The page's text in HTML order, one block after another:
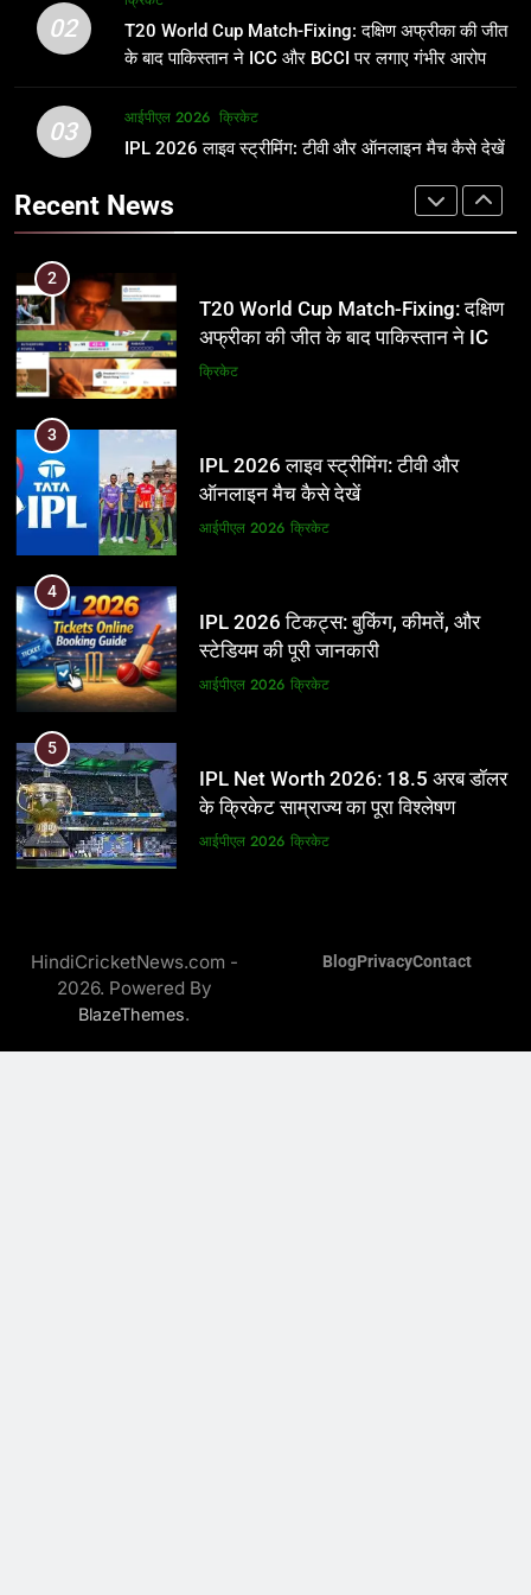
उम्र, परिवार, करियर और शादी से जुड़ी हर
जानकारी
क्रिकेट
2
T20 World Cup Match-Fixing: दक्षिण
3
IPL 2026 लाइव स्ट्रीमिंग: टीवी और
ऑनलाइन मैच कैसे देखें
आईपीएल 2026
4
IPL 2026 टिकट्स: बुकिंग, कीमतें, और
स्टेडियम की पूरी जानकारी
आईपीएल 2026 क्रिकेट
5
IPL Net Worth 2026: 18.5 अरब डॉलर
के क्रिकेट साम्राज्य का पूरा विश्लेषण
आईपीएल 2026 क्रिकेट
6
IPL टीम के मालिक: फ्रेंचाइजी के पीछे की
असली ताकत
आईपीएल 2026 क्रिकेट
विस्तृत विश्लेषण (2008-2026)
क्रिकेट
8
02
T20 World Cup Match-Fixing: दक्षिण अफ्रीका की जीत
के बाद पाकिस्तान ने ICC और BCCI पर लगाए गंभीर आरोप
03 आईपीएल 2026 क्रिकेट
IPL 2026 लाइव स्ट्रीमिंग: टीवी और ऑनलाइन मैच कैसे देखें
Recent News
फाइनल में हो सकती है महा-भिड़ंत, जानें पूरा
समीकरण
T20 वर्ल्ड कप 2026
1
अर्जुन तेंदुलकर की पत्नी सानिया चंडोक:
उम्र, परिवार, करियर और शादी से जुड़ी हर
2
T20 World Cup Match-Fixing: दक्षिण
अफ्रीका की जीत के बाद पाकिस्तान ने ICC
और BCCI पर लगाए गंभीर आरोप
क्रिकेट
3
IPL 2026 लाइव स्ट्रीमिंग: टीवी और
ऑनलाइन मैच कैसे देखें
आईपीएल 2026 क्रिकेट
4
IPL 2026 टिकट्स: बुकिंग, कीमतें, और
स्टेडियम की पूरी जानकारी
आईपीएल 2026 क्रिकेट
5
IPL Net Worth 2026: 18.5 अरब डॉलर
के क्रिकेट साम्राज्य का पूरा विश्लेषण
आईपीएल 2026 क्रिकेट
असली ताकत
आईपीएल 2026
HindiCricketNews.com -
2026. Powered By
BlazeThemes.
BlogPrivacyContact